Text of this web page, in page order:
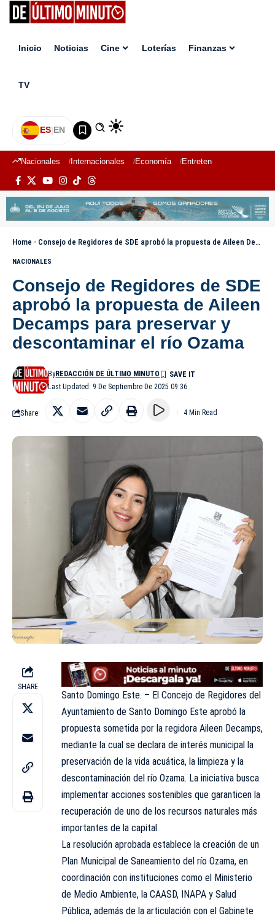
Inicio Noticias Cine Loterías Finanzas
TV
ES|EN
Nacionales Internacionales Economía Entretenimiento
Home - Consejo de Regidores de SDE aprobó la propuesta de Aileen Decamps para preservar y descontaminar el río Ozama
NACIONALES
Consejo de Regidores de SDE
aprobó la propuesta de Aileen
Decamps para preservar y
descontaminar el río Ozama
Last Updated: 9 De Septiembre De 2025 09:36
ByREDACCIÓN DE ÚLTIMO MINUTO
Share 4 Min Read
SHARE
Santo Domingo Este. – El Concejo de Regidores del
Ayuntamiento de Santo Domingo Este aprobó la
propuesta sometida por la regidora Aileen Decamps,
mediante la cual se declara de interés municipal la
preservación de la vida acuática, la limpieza y la
descontaminación del río Ozama. La iniciativa busca
implementar acciones sostenibles que garanticen la
recuperación de uno de los recursos naturales más
importantes de la capital.
La resolución aprobada establece la creación de un
Plan Municipal de Saneamiento del río Ozama, en
coordinación con instituciones como el Ministerio
de Medio Ambiente, la CAASD, INAPA y Salud
Pública, además de la articulación con el Gabinete